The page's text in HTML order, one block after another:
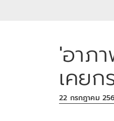
'อาภ
เคย
22 กรกฎาคม